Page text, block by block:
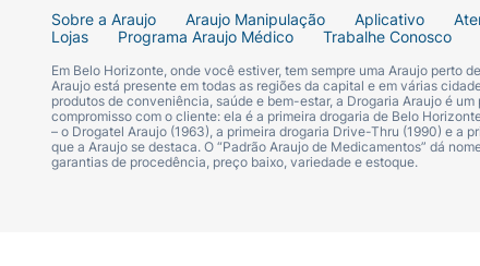
Sobre a Araujo Araujo Manipulação Aplicativo
Lojas
Programa Araujo Médico Trabalhe Conosco
Em Belo Horizonte, onde você estiver, tem sempre uma Araujo perto
Araujo está presente em todas as regiões da capital e em várias
produtos de conveniência, saúde e bem-estar, a Drogaria Araujo é
compromisso com o cliente: ela é a primeira drogaria de Belo
– o Drogatel Araujo (1963), a primeira drogaria Drive-Thru (1990) e a
que a Araujo se destaca. O “Padrão Araujo de Medicamentos” dá
garantias de procedência, preço baixo, variedade e estoque.